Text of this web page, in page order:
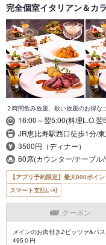
完全個室イタリアン＆
２時間飲み放題、歌い放題のお得な
16:00～翌5:00(料理L.O.
JR恵比寿駅西口徒歩1分/
3500円（ディナー）
60席(カウンター/テーブル
【アプリ予約限定】最大800ポイ
スマート支払い可
クーポン
メインのお肉付き♪ピッツァ&パ
495０円